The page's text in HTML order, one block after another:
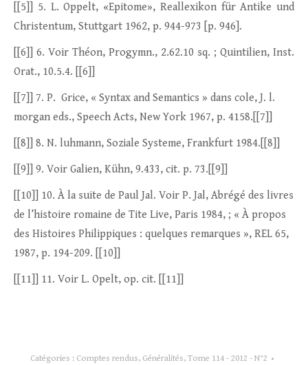
[[5]] 5. L. Oppelt, «Epitome», Reallexikon für Antike und
Christentum, Stuttgart 1962, p. 944-973 [p. 946].
[[6]] 6. Voir Théon, Progymn., 2.62.10 sq. ; Quintilien, Inst.
Orat., 10.5.4. [[6]]
[[7]] 7. P. Grice, « Syntax and Semantics » dans cole, J. l.
morgan eds., Speech Acts, New York 1967, p. 4158.[[7]]
[[8]] 8. N. luhmann, Soziale Systeme, Frankfurt 1984.[[8]]
[[9]] 9. Voir Galien, Kühn, 9.433, cit. p. 73.[[9]]
[[10]] 10. À la suite de Paul Jal. Voir P. Jal, Abrégé des livres
de l’histoire romaine de Tite Live, Paris 1984, ; « À propos
des Histoires Philippiques : quelques remarques », REL 65,
1987, p. 194-209. [[10]]
[[11]] 11. Voir L. Opelt, op. cit. [[11]]
Catégories : Comptes rendus, Généralités, Tome 114 - 2012 - N°2